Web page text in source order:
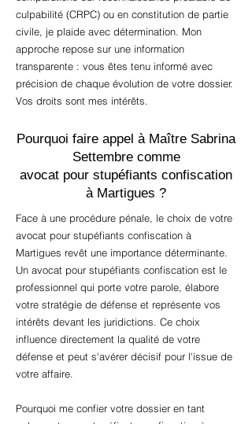
culpabilité (CRPC) ou en constitution de partie
civile, je plaide avec détermination. Mon
approche repose sur une information
transparente : vous êtes tenu informé avec
précision de chaque évolution de votre dossier.
Vos droits sont mes intérêts.
Pourquoi faire appel à Maître Sabrina
Settembre comme
avocat pour stupéfiants confiscation
à Martigues ?
Face à une procédure pénale, le choix de votre
avocat pour stupéfiants confiscation à
Martigues revêt une importance déterminante.
Un avocat pour stupéfiants confiscation est le
professionnel qui porte votre parole, élabore
votre stratégie de défense et représente vos
intérêts devant les juridictions. Ce choix
influence directement la qualité de votre
défense et peut s'avérer décisif pour l'issue de
votre affaire.
Pourquoi me confier votre dossier en tant